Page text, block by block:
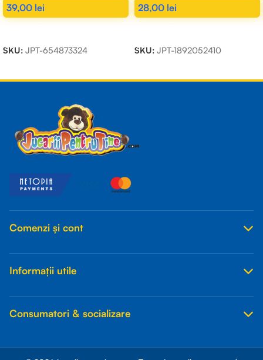
39,00 lei
SKU: JPT-654873324
28,00 lei
SKU: JPT-1892052410
Comenzi și cont
Informații utile
Consumatori & socializare